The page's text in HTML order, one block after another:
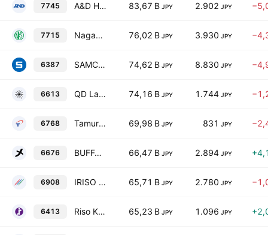
7745 A&D HOLON Holdings Company. Limited 83,67 B JPY 2.902 JPY
7715 Nagano Keiki Co., Ltd. 76,02 B JPY 3.930 JPY
6387 SAMCO, Inc. 74,62 B JPY 8.830 JPY
6613 QD Laser, Inc. 74,16 B JPY 1.744 JPY
6768 Tamura Corporation 69,98 B JPY 831 JPY
6676 BUFFALO INC. 66,47 B JPY 2.894 JPY
6908 IRISO Electronics Co., Ltd. 65,71 B JPY 2.780 JPY
6413 Riso Kagaku Corporation 65,23 B JPY 1.096 JPY